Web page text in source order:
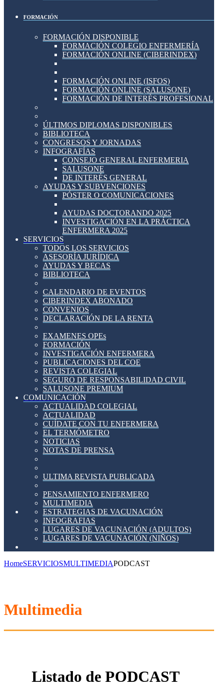
FORMACIÓN
FORMACIÓN DISPONIBLE
FORMACIÓN COLEGIO ENFERMERÍA
FORMACIÓN ONLINE (CIBERINDEX)
FORMACIÓN ONLINE (ISFOS)
FORMACIÓN ONLINE (SALUSONE)
FORMACIÓN DE INTERÉS PROFESIONAL
ÚLTIMOS DIPLOMAS DISPONIBLES
BIBLIOTECA
CONGRESOS Y JORNADAS
INFOGRAFÍAS
CONSEJO GENERAL ENFERMERIA
SALUSONE
DE INTERÉS GENERAL
AYUDAS Y SUBVENCIONES
PÓSTER O COMUNICACIONES
AYUDAS DOCTORANDO 2025
INVESTIGACIÓN EN LA PRÁCTICA
ENFERMERA 2025
SERVICIOS
TODOS LOS SERVICIOS
ASESORÍA JURÍDICA
AYUDAS Y BECAS
BIBLIOTECA
CALENDARIO DE EVENTOS
CIBERINDEX ABONADO
CONVENIOS
DECLARACIÓN DE LA RENTA
EXAMENES OPEs
FORMACIÓN
INVESTIGACIÓN ENFERMERA
PUBLICACIONES DEL COE
REVISTA COLEGIAL
SEGURO DE RESPONSABILIDAD CIVIL
SALUSONE PREMIUM
COMUNICACIÓN
ACTUALIDAD COLEGIAL
ACTUALIDAD
CUÍDATE CON TU ENFERMERA
EL TERMÓMETRO
NOTICIAS
NOTAS DE PRENSA
ULTIMA REVISTA PUBLICADA
PENSAMIENTO ENFERMERO
MULTIMEDIA
ESTRATEGIAS DE VACUNACIÓN
INFOGRAFIAS
LUGARES DE VACUNACIÓN (ADULTOS)
LUGARES DE VACUNACIÓN (NIÑOS)
HomeSERVICIOSMULTIMEDIAPODCAST
Multimedia
Listado de PODCAST